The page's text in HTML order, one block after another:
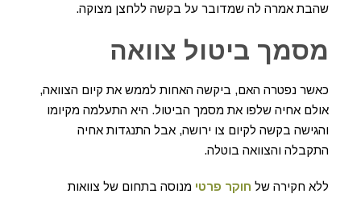
שהבת אמרה לה שמדובר על בקשה ללחצן מצוקה.
מסמך ביטול צוואה
כאשר נפטרה האם, ביקשה האחות לממש את קיום הצוואה,
אולם אחיה שלפו את מסמך הביטול. היא התעלמה מקיומו
והגישה בקשה לקיום צו ירושה, אבל התנגדות אחיה
התקבלה והצוואה בוטלה.
ללא חקירה של חוקר פרטי מנוסה בתחום של צוואות